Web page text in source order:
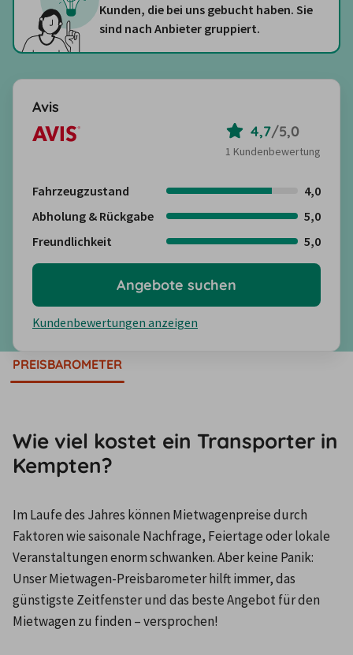
Kunden, die bei uns gebucht haben. Sie
sind nach Anbieter gruppiert.
Avis
4,7/5,0
1 Kundenbewertung
Fahrzeugzustand
4,0
Abholung & Rückgabe
5,0
Freundlichkeit
5,0
Kundenbewertungen anzeigen
Angebote suchen
PREISBAROMETER
Wie viel kostet ein Transporter in
Kempten?
Im Laufe des Jahres können Mietwagenpreise durch
Faktoren wie saisonale Nachfrage, Feiertage oder lokale
Veranstaltungen enorm schwanken. Aber keine Panik:
Unser Mietwagen-Preisbarometer hilft immer, das
günstigste Zeitfenster und das beste Angebot für den
Mietwagen zu finden – versprochen!